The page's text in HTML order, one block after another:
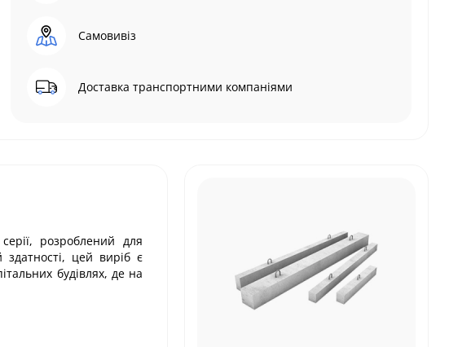
Самовивіз
Доставка транспортними компаніями
розроблений для
здатності, цей виріб є
будівлях, де на